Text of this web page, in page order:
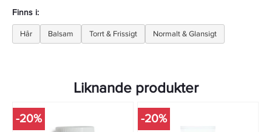
Finns i:
Hår Balsam Torrt & Frissigt Normalt & Glansigt
Liknande produkter
-20% -20%